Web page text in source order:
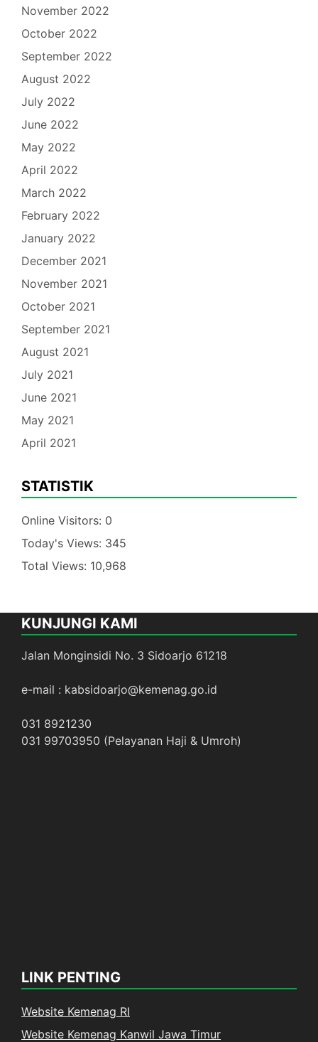
November 2022
October 2022
September 2022
August 2022
July 2022
June 2022
May 2022
April 2022
March 2022
February 2022
January 2022
December 2021
November 2021
October 2021
September 2021
August 2021
July 2021
June 2021
May 2021
April 2021
STATISTIK
Online Visitors: 0
Today's Views: 345
Total Views: 10,968
KUNJUNGI KAMI
Jalan Monginsidi No. 3 Sidoarjo 61218
e-mail : kabsidoarjo@kemenag.go.id
031 8921230
031 99703950 (Pelayanan Haji & Umroh)
LINK PENTING
Website Kemenag RI
Website Kemenag Kanwil Jawa Timur